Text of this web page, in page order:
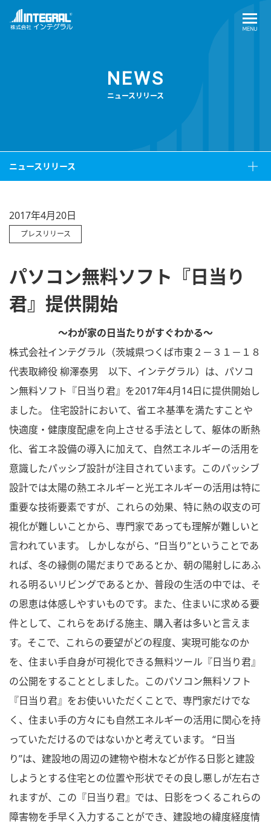
NEWS
ニュースリリース
ニュースリリース
2017年4月20日
プレスリリース
パソコン無料ソフト『日当り
君』提供開始
～わが家の日当たりがすぐわかる～
株式会社インテグラル（茨城県つくば市東２－３１－１８
代表取締役 柳澤泰男 以下、インテグラル）は、パソコ
ン無料ソフト『日当り君』を2017年4月14日に提供開始し
ました。 住宅設計において、省エネ基準を満たすことや
快適度・健康度配慮を向上させる手法として、躯体の断熱
化、省エネ設備の導入に加えて、自然エネルギーの活用を
意識したパッシブ設計が注目されています。このパッシブ
設計では太陽の熱エネルギーと光エネルギーの活用は特に
重要な技術要素ですが、これらの効果、特に熱の収支の可
視化が難しいことから、専門家であっても理解が難しいと
言われています。 しかしながら、“日当り”ということであ
れば、冬の縁側の陽だまりであるとか、朝の陽射しにあふ
れる明るいリビングであるとか、普段の生活の中では、そ
の恩恵は体感しやすいものです。また、住まいに求める要
件として、これらをあげる施主、購入者は多いと言えま
す。そこで、これらの要望がどの程度、実現可能なのか
を、住まい手自身が可視化できる無料ツール『日当り君』
の公開をすることとしました。このパソコン無料ソフト
『日当り君』をお使いいただくことで、専門家だけでな
く、住まい手の方々にも自然エネルギーの活用に関心を持
っていただけるのではないかと考えています。 “日当
り”は、建設地の周辺の建物や樹木などが作る日影と建設
しようとする住宅との位置や形状でその良し悪しが左右さ
れますが、この『日当り君』では、日影をつくるこれらの
障害物を手早く入力することができ、建設地の緯度経度情